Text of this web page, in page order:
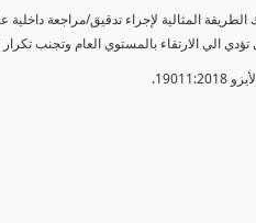
المثالية لإجراء تدقيق/مراجعة
الي الارتقاء بالمستوي العام وتجنب